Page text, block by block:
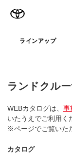
ラインアップ
ランドクル
WEBカタログは、 事
いたうえでご利用く
※ページでご覧いた
カタログ